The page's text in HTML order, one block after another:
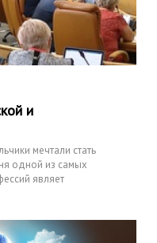
и
мечтали стать
одной из самых
являет